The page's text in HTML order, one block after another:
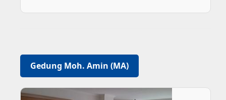
Gedung Moh. Amin (MA)